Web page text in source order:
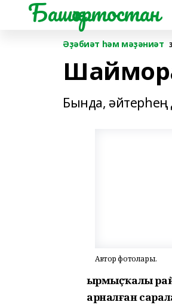
Башҡортостан
Әҙәбиәт һәм мәҙәниәт
Бында, әйтерһең
Автор фотолары.
Ҡырмыҫҡалы
арналған